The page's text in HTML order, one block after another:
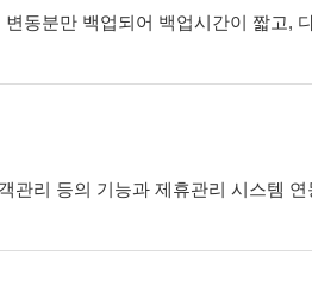
동분만 백업되어 백업시간이 짧고,
관리 등의 기능과 제휴관리 시스템